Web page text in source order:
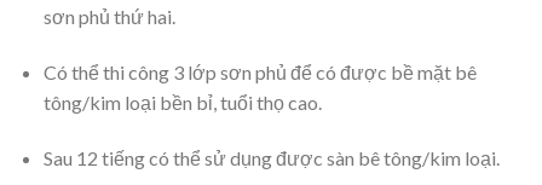
sơn phủ thứ hai.
Có thể thi công 3 lớp sơn phủ để có được bề mặt bê
tông/kim loại bền bỉ, tuổi thọ cao.
Sau 12 tiếng có thể sử dụng được sàn bê tông/kim loại.